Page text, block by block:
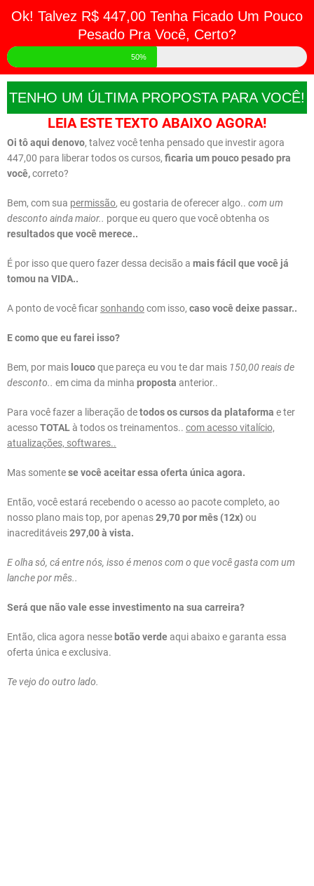
Ok! Talvez R$ 447,00 Tenha Ficado Um Pouco
Pesado Pra Você, Certo?
50%
TENHO UM ÚLTIMA PROPOSTA PARA VOCÊ!
LEIA ESTE TEXTO ABAIXO AGORA!
Oi tô aqui denovo, talvez você tenha pensado que investir agora
447,00 para liberar todos os cursos, ficaria um pouco pesado pra
você,correto?
Bem, com sua permissão, eu gostaria de oferecer algo.. com um
desconto ainda maior.. porque eu quero que você obtenha os
resultados que você merece..
É por isso que quero fazer dessa decisão a mais fácil que você já
tomou na VIDA..
A ponto de você ficar sonhandocom isso, caso você deixe passar..
E como que eu farei isso?
Bem, por mais loucoque pareça eu vou te dar mais 150,00 reais de
desconto.. em cima da minha proposta anterior..
Para você fazer a liberação detodos os cursos da plataforma e ter
acessoTOTALà todos os treinamentos.. com acesso vitalício,
atualizações, softwares..
Mas somentese você aceitar essa oferta única agora.
Então, você estará recebendo o acesso ao pacote completo, ao
nosso plano mais top, por apenas29,70 por mês (12x) ou
inacreditáveis297,00 à vista.
E olha só, cá entre nós, isso é menos com o que você gasta com um
lanche por mês..
Será que não vale esse investimento na sua carreira?
Então, clica agora nesse botão verdeaqui abaixo e garanta essa
oferta única e exclusiva.
Te vejo do outro lado.